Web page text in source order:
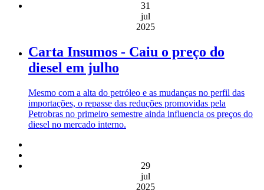
31
jul
2025
Carta Insumos - Caiu o preço do
diesel em julho
Mesmo com a alta do petróleo e as mudanças no perfil das
importações, o repasse das reduções promovidas pela
Petrobras no primeiro semestre ainda influencia os preços do
diesel no mercado interno.
29
jul
2025